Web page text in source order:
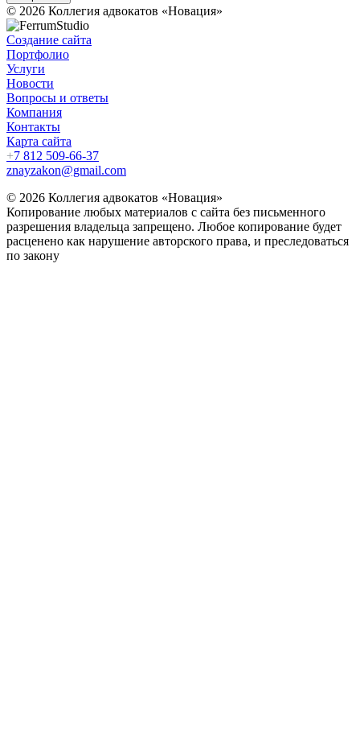
© 2026 Коллегия адвокатов «Новация»
Создание сайта
Портфолио
Услуги
Новости
Вопросы и ответы
Компания
Контакты
Карта сайта
+7 812 509-66-37
znayzakon@gmail.com
© 2026 Коллегия адвокатов «Новация»
Копирование любых материалов с сайта без письменного
разрешения владельца запрещено. Любое копирование будет
расценено как нарушение авторского права, и преследоваться
по закону